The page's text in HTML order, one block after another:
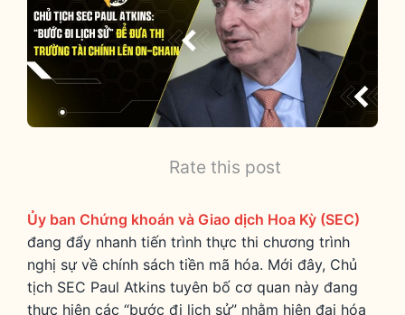
Rate this post
Ủy ban Chứng khoán và Giao dịch Hoa Kỳ (SEC)
đang đẩy nhanh tiến trình thực thi chương trình
nghị sự về chính sách tiền mã hóa. Mới đây, Chủ
tịch SEC Paul Atkins tuyên bố cơ quan này đang
thực hiện các “bước đi lịch sử” nhằm hiện đại hóa